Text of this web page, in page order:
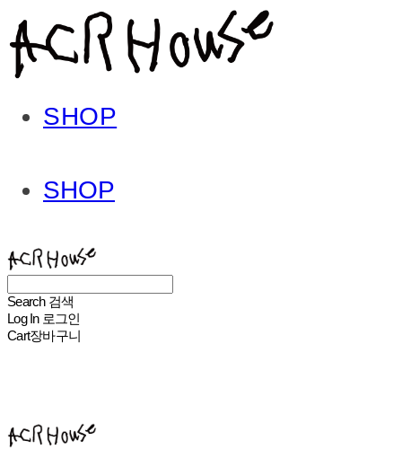
SHOP
SHOP
Search 검색
Log In 로그인
Cart장바구니